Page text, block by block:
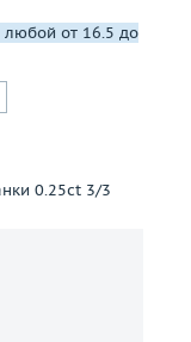
от 16.5 до
0.25ct 3/3